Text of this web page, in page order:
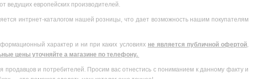
ведущих европейских производителей.
интрнет-каталогом нашей розницы, что дает возможность нашим покупателям
характер и ни при каких условиях не является публичной офертой
цены уточняйте а магазине по телефону.
и потребителей. Просим вас отнестись с пониманием к данному факту и